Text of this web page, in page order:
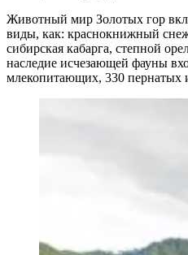
Животный мир Золотых гор
виды, как: краснокнижный
сибирская кабарга, степной
наследие исчезающей фауны
млекопитающих, 330 пернатых